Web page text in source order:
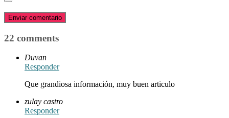
Enviar comentario
22 comments
Duvan
Responder
Que grandiosa información, muy buen articulo
zulay castro
Responder